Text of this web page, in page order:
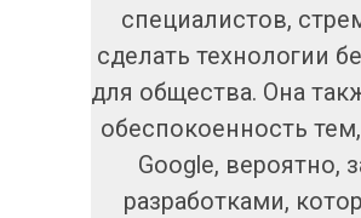
специалистов,
сделать технологии
для общества. Она
обеспокоенность
Google, вероятно,
разработками,